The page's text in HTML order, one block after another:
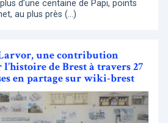
d’une centaine de Papi, points
au plus près (…)
une contribution
de Brest à travers 27
en partage sur wiki-brest